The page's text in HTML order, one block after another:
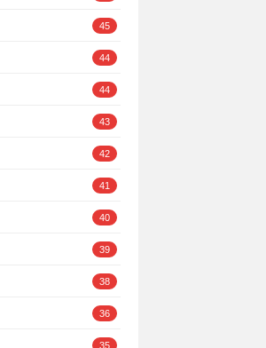
45
44
44
43
42
41
40
39
38
36
35